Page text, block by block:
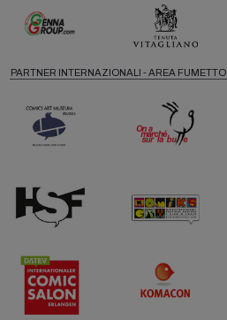
PARTNER INTERNAZIONALI - AREA FUMETTO